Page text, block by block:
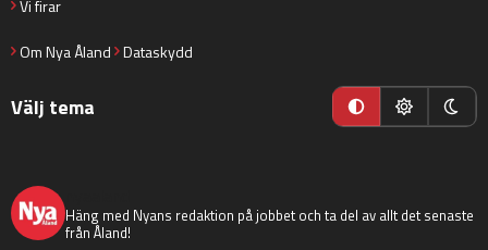
Vi firar
Om Nya Åland Dataskydd
Välj tema
Häng med Nyans redaktion på jobbet och ta del av allt det senaste
från Åland!